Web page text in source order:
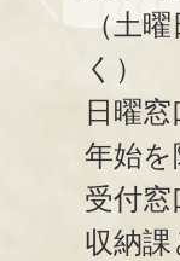
（土
く）
日曜窓
年始を
受付
収納課